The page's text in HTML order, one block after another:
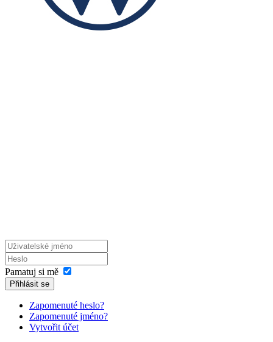
Pamatuj si mě
Přihlásit se
Zapomenuté heslo?
Zapomenuté jméno?
Vytvořit účet